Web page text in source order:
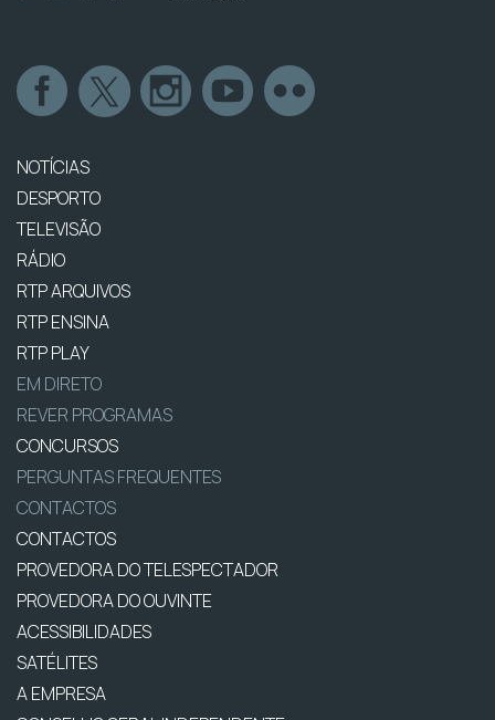
NOTÍCIAS
DESPORTO
TELEVISÃO
RÁDIO
RTP ARQUIVOS
RTP ENSINA
RTP PLAY
EM DIRETO
REVER PROGRAMAS
CONCURSOS
PERGUNTAS FREQUENTES
CONTACTOS
CONTACTOS
PROVEDORA DO TELESPECTADOR
PROVEDORA DO OUVINTE
ACESSIBILIDADES
SATÉLITES
A EMPRESA